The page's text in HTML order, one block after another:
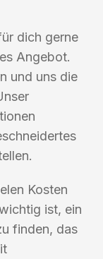
dich gerne
Angebot.
und uns die
Kosten
ist, ein
finden, das